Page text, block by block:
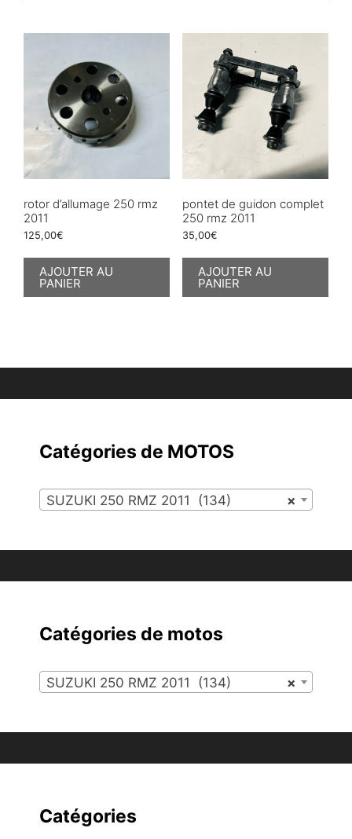
rotor d’allumage 250 rmz
2011
125,00€
AJOUTER AU
PANIER
pontet de guidon complet
250 rmz 2011
35,00€
AJOUTER AU
PANIER
Catégories de MOTOS
×
SUZUKI 250 RMZ 2011 (134)
Catégories de motos
×
SUZUKI 250 RMZ 2011 (134)
Catégories